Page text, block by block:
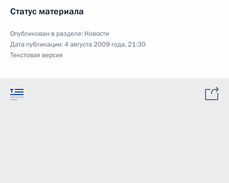
Статус материала
Опубликован в разделе: Новости
Дата публикации:4 августа 2009 года, 21:30
Текстовая версия